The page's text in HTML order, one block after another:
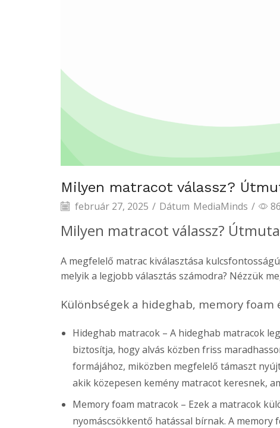
Milyen matracot válassz?
február 27, 2025 / Dátum MediaMinds /
Milyen matracot válassz?
A megfelelő matrac kiválasztása
melyik a legjobb választás számodra? Nézzük
Különbségek a hideghab, memory
Hideghab matracok – A hideghab matracok
biztosítja, hogy alvás közben friss
formájához, miközben megfelelő támaszt
akik közepesen kemény matracot keresnek,
Memory foam matracok – Ezek a matracok
nyomáscsökkentő hatással bírnak. A memory